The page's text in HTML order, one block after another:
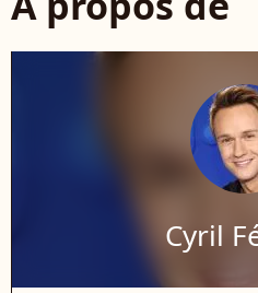
Cyril